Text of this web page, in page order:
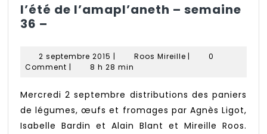
l’été de l’amapl’aneth – semaine
36 –
l’amapl’aneth
–
36
–
2 septembre 2015 2
septembre
| Roos MireilleRoos
|
0
Comment | 8 h 28 min
Mercredi 2 septembre distributions des paniers
de légumes, œufs et fromages par Agnès Ligot,
Isabelle Bardin et Alain Blant et Mireille Roos.